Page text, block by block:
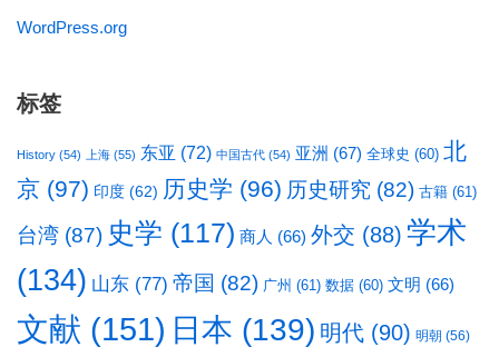
WordPress.org
标签
History (54) 上海 (55) 东亚 (72) 中国古代 (54) 亚洲 (67) 全球史 (60) 北
京 (97) 印度 (62) 历史学 (96) 历史研究 (82) 古籍 (61)
台湾 (87) 史学 (117) 商人 (66) 外交 (88) 学术
(134) 山东 (77) 帝国 (82) 广州 (61) 数据 (60) 文明 (66)
文献 (151) 日本 (139) 明代 (90) 明朝 (56)